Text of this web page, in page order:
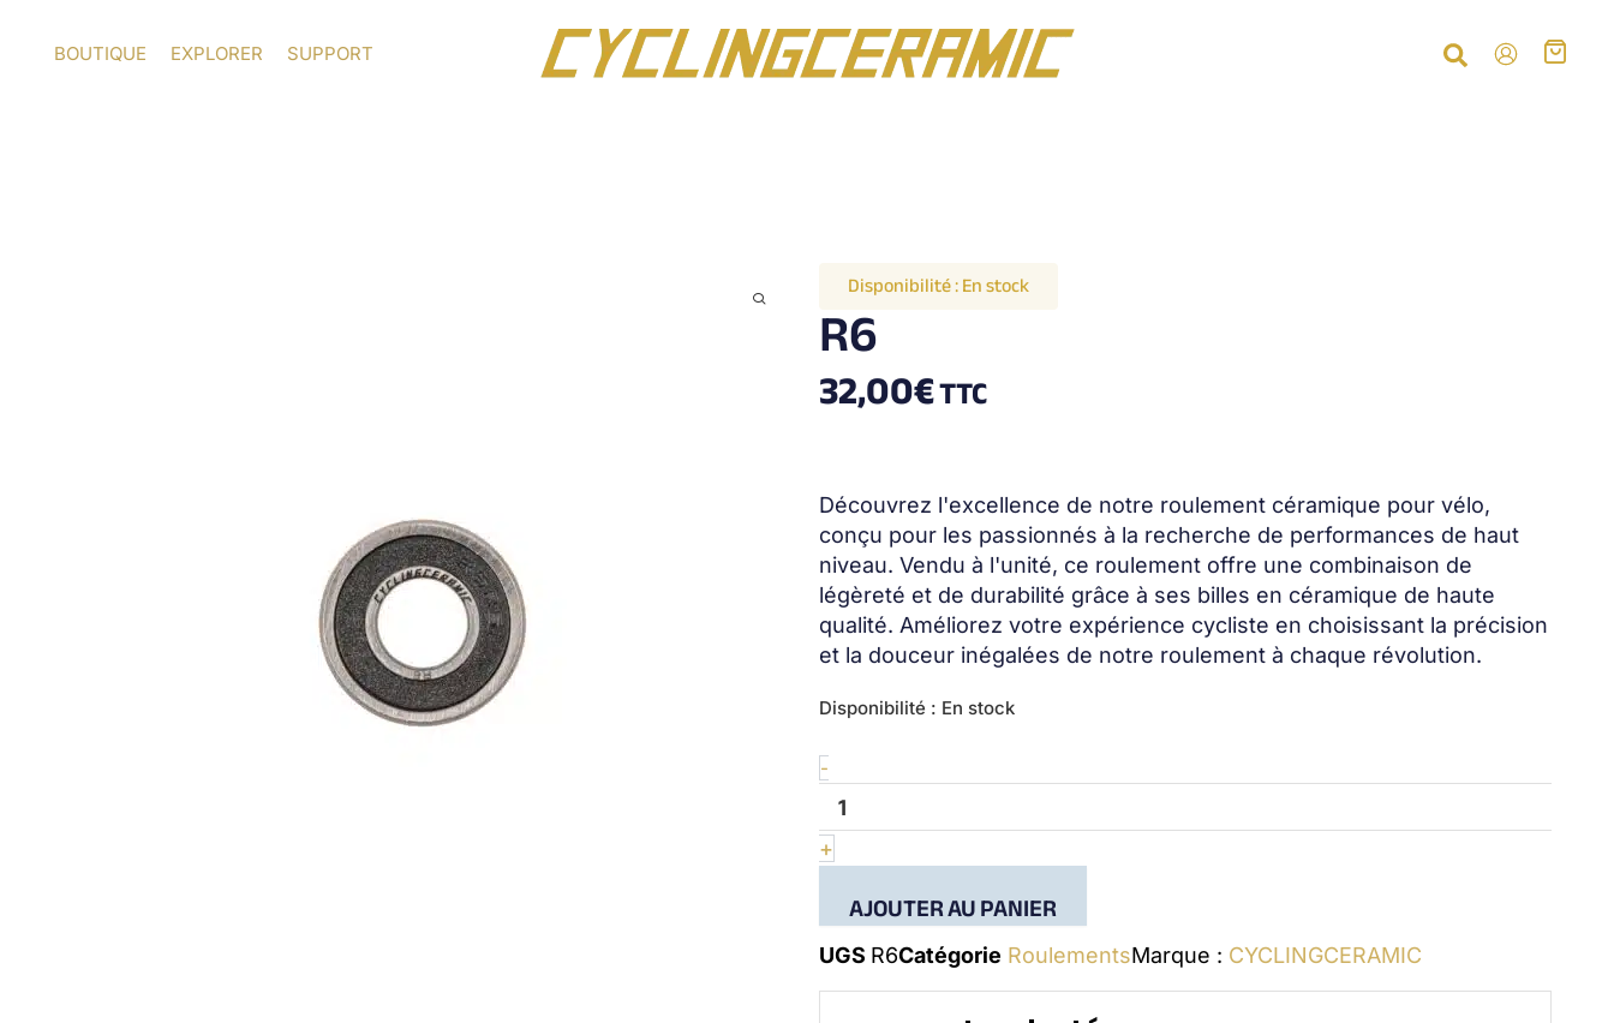
BOUTIQUE EXPLORER SUPPORT
Disponibilité :En stock
R6
32,00€TTC
Découvrez l'excellence de notre roulement céramique pour vélo,
conçu pour les passionnés à la recherche de performances de haut
niveau. Vendu à l'unité, ce roulement offre une combinaison de
légèreté et de durabilité grâce à ses billes en céramique de haute
qualité. Améliorez votre expérience cycliste en choisissant la précision
et la douceur inégalées de notre roulement à chaque révolution.
Disponibilité : En stock
-
quantité
R6
+
AJOUTER AU PANIER
UGS R6Catégorie RoulementsMarque : CYCLINGCERAMIC